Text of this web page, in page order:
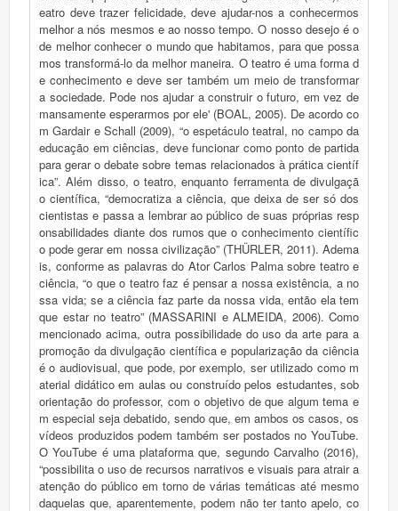
eatro deve trazer felicidade, deve ajudar-nos a conhecermos
melhor a nós mesmos e ao nosso tempo. O nosso desejo é o
de melhor conhecer o mundo que habitamos, para que possa
mos transformá-lo da melhor maneira. O teatro é uma forma d
e conhecimento e deve ser também um meio de transformar
a sociedade. Pode nos ajudar a construir o futuro, em vez de
mansamente esperarmos por ele' (BOAL, 2005). De acordo co
m Gardair e Schall (2009), “o espetáculo teatral, no campo da
educação em ciências, deve funcionar como ponto de partida
para gerar o debate sobre temas relacionados à prática científ
ica”. Além disso, o teatro, enquanto ferramenta de divulgaçã
o científica, “democratiza a ciência, que deixa de ser só dos
cientistas e passa a lembrar ao público de suas próprias resp
onsabilidades diante dos rumos que o conhecimento científic
o pode gerar em nossa civilização” (THÜRLER, 2011). Adema
is, conforme as palavras do Ator Carlos Palma sobre teatro e
ciência, “o que o teatro faz é pensar a nossa existência, a no
ssa vida; se a ciência faz parte da nossa vida, então ela tem
que estar no teatro” (MASSARINI e ALMEIDA, 2006). Como
mencionado acima, outra possibilidade do uso da arte para a
promoção da divulgação científica e popularização da ciência
é o audiovisual, que pode, por exemplo, ser utilizado como m
aterial didático em aulas ou construído pelos estudantes, sob
orientação do professor, com o objetivo de que algum tema e
m especial seja debatido, sendo que, em ambos os casos, os
vídeos produzidos podem também ser postados no YouTube.
O YouTube é uma plataforma que, segundo Carvalho (2016),
“possibilita o uso de recursos narrativos e visuais para atrair a
atenção do público em torno de várias temáticas até mesmo
daquelas que, aparentemente, podem não ter tanto apelo, co